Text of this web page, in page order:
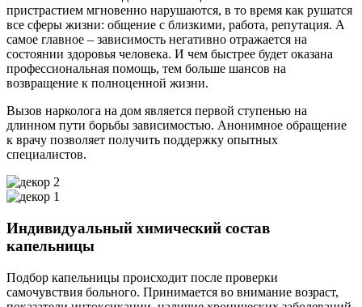
пристрастием мгновенно нарушаются, в то время как рушатся
все сферы жизни: общение с близкими, работа, репутация. А
самое главное – зависимость негативно отражается на
состоянии здоровья человека. И чем быстрее будет оказана
профессиональная помощь, тем больше шансов на
возвращение к полноценной жизни.
Вызов нарколога на дом является первой ступенью на
длинном пути борьбы зависимостью. Анонимное обращение
к врачу позволяет получить поддержку опытных
специалистов.
Индивидуальный химический состав
капельницы
Подбор капельницы происходит после проверки
самочувствия больного. Принимается во внимание возраст,